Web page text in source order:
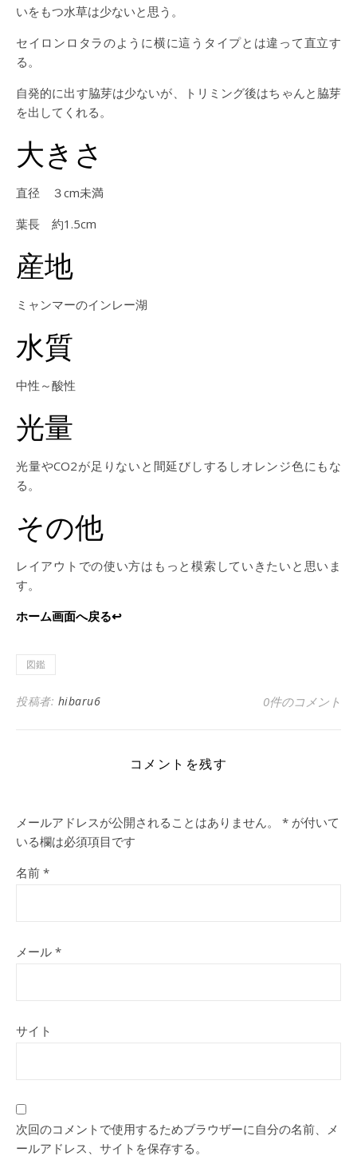
いをもつ水草は少ないと思う。
セイロンロタラのように横に這うタイプとは違って直立す
る。
自発的に出す脇芽は少ないが、トリミング後はちゃんと脇芽
を出してくれる。
大きさ
直径 ３cm未満
葉長 約1.5cm
産地
ミャンマーのインレー湖
水質
中性～酸性
光量
光量やCO2が足りないと間延びしするしオレンジ色にもな
る。
その他
レイアウトでの使い方はもっと模索していきたいと思いま
す。
ホーム画面へ戻る↩
図鑑
投稿者: hibaru6 0件のコメント
コメントを残す
メールアドレスが公開されることはありません。 * が付いて
いる欄は必須項目です
名前 *
メール *
サイト
次回のコメントで使用するためブラウザーに自分の名前、メ
ールアドレス、サイトを保存する。